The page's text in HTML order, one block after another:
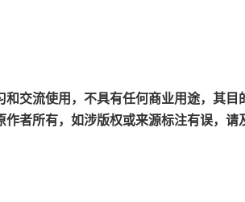
和交流使用，不具有任何商业用途，其目
者所有，如涉版权或来源标注有误，请